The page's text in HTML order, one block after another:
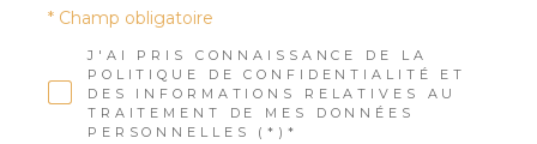
J'AI PRIS CONNAISSANCE DE LA
POLITIQUE DE CONFIDENTIALITÉ ET
DES INFORMATIONS RELATIVES AU
TRAITEMENT DE MES DONNÉES
PERSONNELLES (*)*
* Champ obligatoire